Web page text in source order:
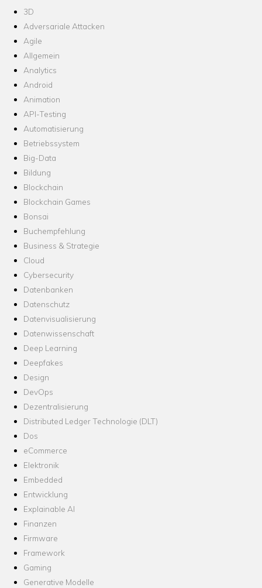
3D
Adversariale Attacken
Agile
Allgemein
Analytics
Android
Animation
API-Testing
Automatisierung
Betriebssystem
Big-Data
Bildung
Blockchain
Blockchain Games
Bonsai
Buchempfehlung
Business & Strategie
Cloud
Cybersecurity
Datenbanken
Datenschutz
Datenvisualisierung
Datenwissenschaft
Deep Learning
Deepfakes
Design
DevOps
Dezentralisierung
Distributed Ledger Technologie (DLT)
Dos
eCommerce
Elektronik
Embedded
Entwicklung
Explainable AI
Finanzen
Firmware
Framework
Gaming
Generative Modelle